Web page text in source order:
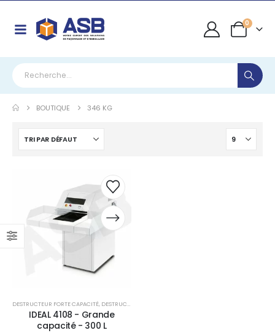
0
BOUTIQUE 346 KG
DESTRUCTEUR FORTE CAPACITÉ, DESTRUCTION DE DOCUMENTS
IDEAL 4108 - Grande
capacité - 300 L